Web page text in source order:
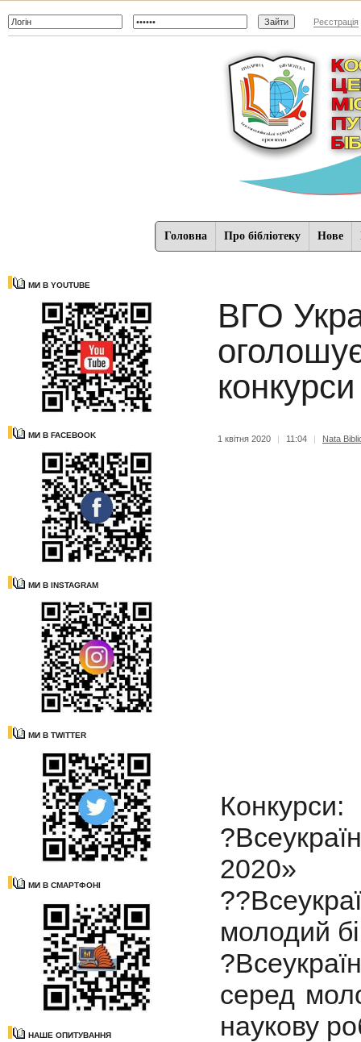
Реєстрація
Головна Про бібліотеку Нове
МИ В YOUTUBE
МИ В FACEBOOK
МИ В INSTAGRAM
МИ В TWITTER
МИ В СМАРТФОНІ
НАШЕ ОПИТУВАННЯ
ВГО
1 квітня 2020 | 11:04 | Nata
Конкурси:
2020»
молодий
серед
наукову